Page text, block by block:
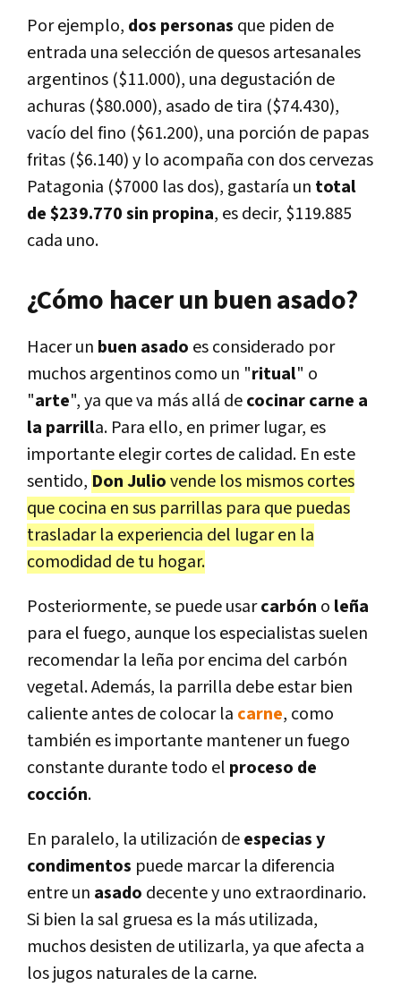
Por ejemplo, dos personas que piden de
entrada una selección de quesos artesanales
argentinos ($11.000), una degustación de
achuras ($80.000), asado de tira ($74.430),
vacío del fino ($61.200), una porción de papas
fritas ($6.140) y lo acompaña con dos cervezas
Patagonia ($7000 las dos), gastaría un total
de $239.770 sin propina, es decir, $119.885
cada uno.
¿Cómo hacer un buen asado?
Hacer un buen asado es considerado por
muchos argentinos como un "ritual" o
"arte", ya que va más allá decocinar carne a
la parrilla. Para ello, en primer lugar, es
importante elegir cortes de calidad. En este
sentido, Don Juliovende los mismos cortes
que cocina en sus parrillas para que puedas
trasladar la experiencia del lugar en la
comodidad de tu hogar.
Posteriormente, se puede usarcarbón o leña
para el fuego, aunque los especialistas suelen
recomendar la leña por encima del carbón
vegetal. Además, la parrilla debe estar bien
caliente antes de colocar la carne, como
también es importante mantener un fuego
constante durante todo el proceso de
cocción.
En paralelo, la utilización deespecias y
condimentos puede marcar la diferencia
entre un asado decente y uno extraordinario.
Si bien la sal gruesa es la más utilizada,
muchos desisten de utilizarla, ya que afecta a
los jugos naturales de la carne.